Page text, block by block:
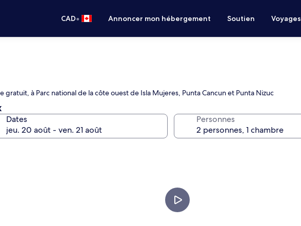
CAD• Annoncer mon hébergement Soutien Voyages
à Parc national de la côte ouest de Isla Mujeres, Punta Cancun et Punta Nizuc
Dates Personnes